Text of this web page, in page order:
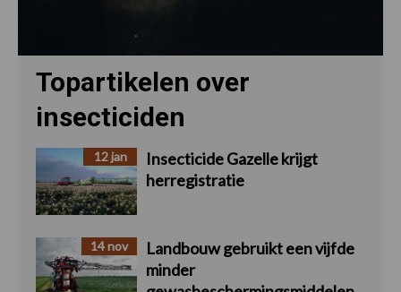
Topartikelen over
insecticiden
12 jan
Insecticide Gazelle krijgt
herregistratie
14 nov
Landbouw gebruikt een vijfde
minder